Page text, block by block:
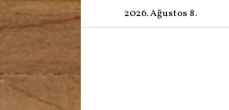
2026. Ağustos 8.